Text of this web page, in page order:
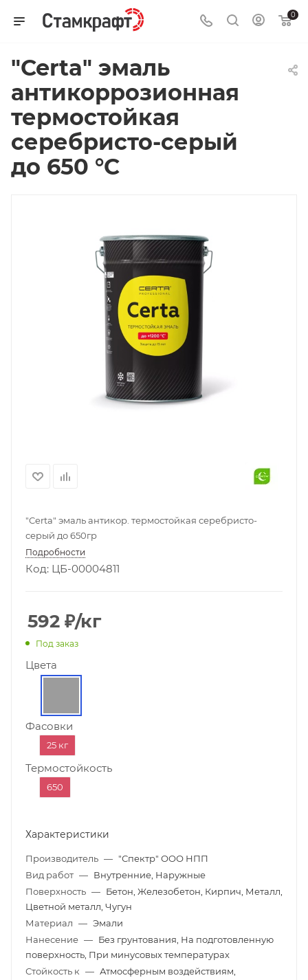
0
"Certa" эмаль
антикоррозионная
термостойкая
серебристо-серый
до 650 °С
"Certa" эмаль антикор. термостойкая серебристо-
серый до 650гр
Подробности
Код: ЦБ-00004811
592 ₽/кг
Под заказ
Цвета
Фасовки
25 кг
Термостойкость
650
Характеристики
Производитель — "Спектр" ООО НПП
Вид работ — Внутренние, Наружные
Поверхность — Бетон, Железобетон, Кирпич, Металл,
Цветной металл, Чугун
Материал — Эмали
Нанесение — Без грунтования, На подготовленную
поверхность, При минусовых температурах
Стойкость к — Атмосферным воздействиям,